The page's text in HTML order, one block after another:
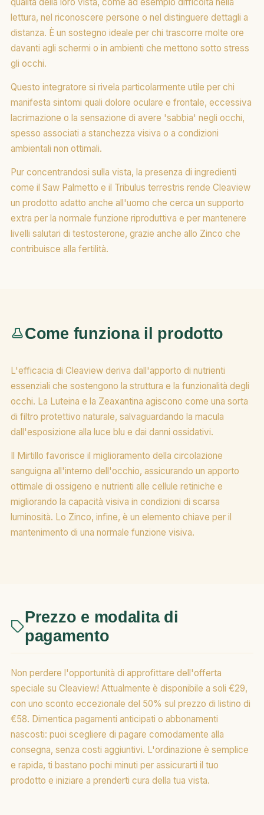
lettura, nel riconoscere persone o nel distinguere dettagli a
distanza. È un sostegno ideale per chi trascorre molte ore
davanti agli schermi o in ambienti che mettono sotto stress
gli occhi.
Questo integratore si rivela particolarmente utile per chi
manifesta sintomi quali dolore oculare e frontale, eccessiva
lacrimazione o la sensazione di avere 'sabbia' negli occhi,
spesso associati a stanchezza visiva o a condizioni
ambientali non ottimali.
Pur concentrandosi sulla vista, la presenza di ingredienti
come il Saw Palmetto e il Tribulus terrestris rende Cleaview
un prodotto adatto anche all'uomo che cerca un supporto
extra per la normale funzione riproduttiva e per mantenere
livelli salutari di testosterone, grazie anche allo Zinco che
contribuisce alla fertilità.
Come funziona il prodotto
L'efficacia di Cleaview deriva dall'apporto di nutrienti
essenziali che sostengono la struttura e la funzionalità degli
occhi. La Luteina e la Zeaxantina agiscono come una sorta
di filtro protettivo naturale, salvaguardando la macula
dall'esposizione alla luce blu e dai danni ossidativi.
Il Mirtillo favorisce il miglioramento della circolazione
sanguigna all'interno dell'occhio, assicurando un apporto
ottimale di ossigeno e nutrienti alle cellule retiniche e
migliorando la capacità visiva in condizioni di scarsa
luminosità. Lo Zinco, infine, è un elemento chiave per il
mantenimento di una normale funzione visiva.
Prezzo e modalita di
pagamento
Non perdere l'opportunità di approfittare dell'offerta
speciale su Cleaview! Attualmente è disponibile a soli €29,
con uno sconto eccezionale del 50% sul prezzo di listino di
€58. Dimentica pagamenti anticipati o abbonamenti
nascosti: puoi scegliere di pagare comodamente alla
consegna, senza costi aggiuntivi. L'ordinazione è semplice
e rapida, ti bastano pochi minuti per assicurarti il tuo
prodotto e iniziare a prenderti cura della tua vista.